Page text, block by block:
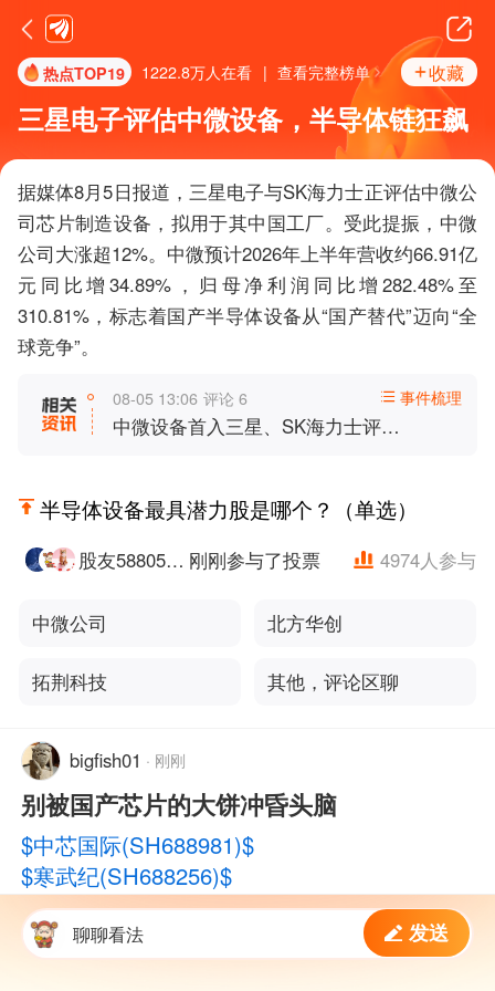
热点TOP19 1222.8万人在看 | 查看完整榜单 收藏
三星电子评估中微设备，半导体链狂飙
据媒体8月5日报道，三星电子与SK海力士正评估中微公
司芯片制造设备，拟用于其中国工厂。受此提振，中微
公司大涨超12%。中微预计2026年上半年营收约66.91亿
元同比增34.89%，归母净利润同比增282.48%至
310.81%，标志着国产半导体设备从“国产替代”迈向“全
球竞争”。
事件梳理
08-05 13:06 评论 6
中微设备首入三星、SK海力士评
半导体设备最具潜力股是哪个？（单选）
股友588052n39i 刚刚参与了投票 4974人参与
中微公司 北方华创
拓荆科技 其他，评论区聊
bigfish01 · 刚刚
别被国产芯片的大饼冲昏头脑
$中芯国际(SH688981)$
$寒武纪(SH688256)$
$光迅科技(SZ002281)$
现如今A股这边中芯滚动市盈率已经冲到200多
倍，反观手握顶尖3nm工艺的台积电，市盈率
聊聊看法 发送